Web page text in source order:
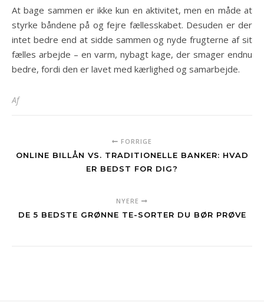
At bage sammen er ikke kun en aktivitet, men en måde at
styrke båndene på og fejre fællesskabet. Desuden er der
intet bedre end at sidde sammen og nyde frugterne af sit
fælles arbejde – en varm, nybagt kage, der smager endnu
bedre, fordi den er lavet med kærlighed og samarbejde.
Af
FORRIGE
ONLINE BILLÅN VS. TRADITIONELLE BANKER: HVAD
ER BEDST FOR DIG?
NYERE
DE 5 BEDSTE GRØNNE TE-SORTER DU BØR PRØVE